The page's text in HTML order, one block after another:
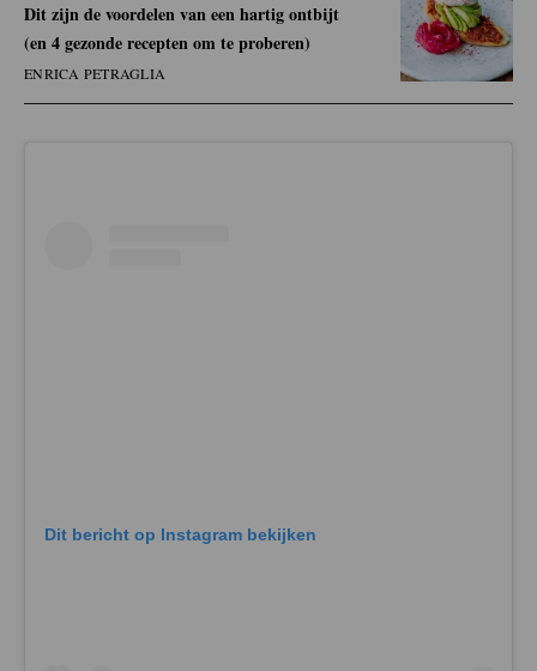
Dit zijn de voordelen van een hartig ontbijt
(en 4 gezonde recepten om te proberen)
ENRICA PETRAGLIA
Dit bericht op Instagram bekijken